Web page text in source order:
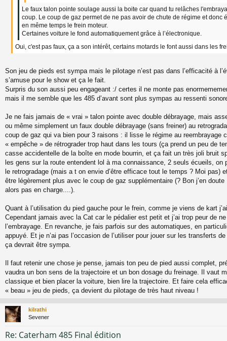
Le faux talon pointe soulage aussi la boite car quand tu relâches
coup. Le coup de gaz permet de ne pas avoir de chute de régime et donc
en même temps le frein moteur.
Certaines voiture le fond automatiquement grâce à l’électronique.
Oui, c'est pas faux, ça a son intérêt, certains motards le font aussi dans les
Son jeu de pieds est sympa mais le pilotage n’est pas dans l’efficacité à
s’amuse pour le show et ça le fait.
Surpris du son aussi peu engageant :/ certes il ne monte pas
mais il me semble que les 485 d’avant sont plus sympas au ressenti
Je ne fais jamais de « vrai » talon pointe avec double débrayage, mais
ou même simplement un faux double débrayage (sans freiner) au
coup de gaz qui va bien pour 3 raisons : il lisse le régime au reembrayage
« empêche » de rétrograder trop haut dans les tours (ça prend un peu de
casse accidentelle de la boîte en mode bourrin, et ça fait un très joli bruit
les gens sur la route entendent lol à ma connaissance, 2 seuls écueils, on
le retrogradage (mais a t on envie d’être efficace tout le temps ? Moi pas)
être légèrement plus avec le coup de gaz supplémentaire (? Bon j’en doute
alors pas en charge....).
Quant à l’utilisation du pied gauche pour le frein, comme je viens de kart
Cependant jamais avec la Cat car le pédalier est petit et j’ai trop peur de
l’embrayage. En revanche, je fais parfois sur des automatiques, en
appuyé. Et je n’ai pas l’occasion de l’utiliser pour jouer sur les transferts
ça devrait être sympa.
Il faut retenir une chose je pense, jamais ton peu de pied aussi complet,
vaudra un bon sens de la trajectoire et un bon dosage du freinage. Il vaut
classique et bien placer la voiture, bien lire la trajectoire. Et faire cela
« beau » jeu de pieds, ça devient du pilotage de très haut niveau !
kilrathi
Sevener
Re: Caterham 485 Final édition